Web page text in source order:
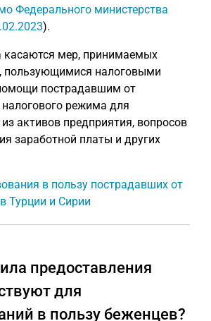
Федерального министерства
).
касаются мер, принимаемых
пользующимися налоговыми
пострадавшим от
налогового режима для
активов предприятия, вопросов
заработной платы и других
в пользу пострадавших от
Турции и Сирии
предоставления
для
в пользу беженцев?